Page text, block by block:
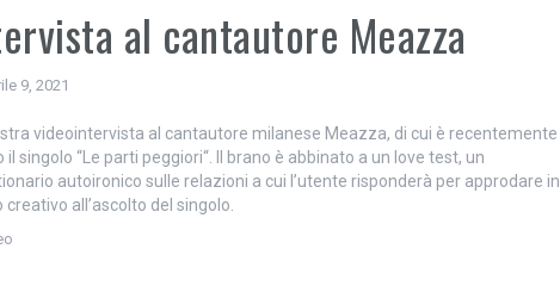
al cantautore Meazza
9, 2021
videointervista al cantautore milanese Meazza, di cui è recentemente
il singolo “Le parti peggiori“. Il brano è abbinato a un love test, un
autoironico sulle relazioni a cui l’utente risponderà per approdare in
creativo all’ascolto del singolo.